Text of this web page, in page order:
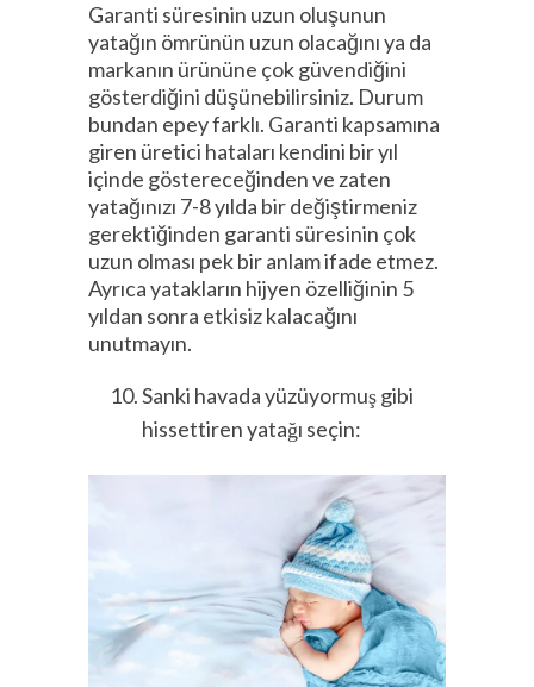
Garanti süresinin uzun oluşunun
yatağın ömrünün uzun olacağını ya da
markanın ürününe çok güvendiğini
gösterdiğini düşünebilirsiniz. Durum
bundan epey farklı. Garanti kapsamına
giren üretici hataları kendini bir yıl
içinde göstereceğinden ve zaten
yatağınızı 7-8 yılda bir değiştirmeniz
gerektiğinden garanti süresinin çok
uzun olması pek bir anlam ifade etmez.
Ayrıca yatakların hijyen özelliğinin 5
yıldan sonra etkisiz kalacağını
unutmayın.
Sanki havada yüzüyormuş gibi
hissettiren yatağı seçin: